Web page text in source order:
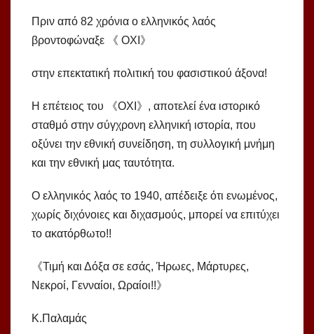
Πριν από 82 χρόνια ο ελληνικός λαός
βροντοφώναξε 《 ΟΧΙ》
στην επεκτατική πολιτική του φασιστικού άξονα!
Η επέτειος του 《ΟΧΙ》, αποτελεί ένα ιστορικό
σταθμό στην σύγχρονη ελληνική ιστορία, που
οξύνει την εθνική συνείδηση, τη συλλογική μνήμη
και την εθνική μας ταυτότητα.
Ο ελληνικός λαός το 1940, απέδειξε ότι ενωμένος,
χωρίς διχόνοιες και διχασμούς, μπορεί να επιτύχει
το ακατόρθωτο!!
《Τιμή και Δόξα σε εσάς, Ήρωες, Μάρτυρες,
Νεκροί, Γενναίοι, Ωραίοι!!》
Κ.Παλαμάς